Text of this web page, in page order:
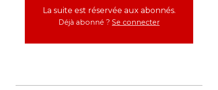
La suite est réservée aux abonnés.
Déjà abonné ? Se connecter